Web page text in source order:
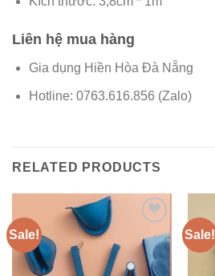
Liên hệ mua hàng
Gia dụng Hiền Hòa Đà Nẵng
Hotline: 0763.616.856 (Zalo)
RELATED PRODUCTS
Sale!
Add to
wishlist
Sale!